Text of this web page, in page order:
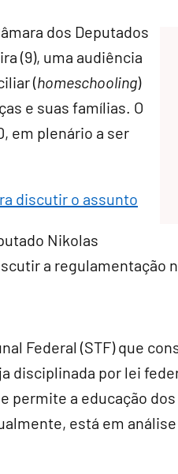
dos Deputados
(9), uma audiência
(homeschooling)
e suas famílias. O
em plenário a ser
discutir o assunto
Nikolas
a regulamentação
Federal (STF) que
disciplinada por lei
permite a educação
está em